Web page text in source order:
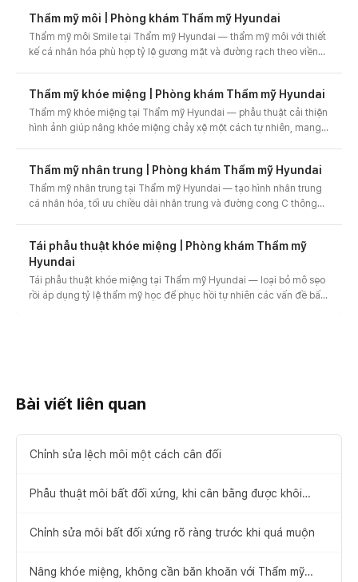
Thẩm mỹ môi | Phòng khám Thẩm mỹ Hyundai
Thẩm mỹ môi Smile tại Thẩm mỹ Hyundai — thẩm mỹ môi với thiết
kế cá nhân hóa phù hợp tỷ lệ gương mặt và đường rạch theo viền
Thẩm mỹ khóe miệng | Phòng khám Thẩm mỹ Hyundai
Thẩm mỹ khóe miệng tại Thẩm mỹ Hyundai — phẫu thuật cải thiện
hình ảnh giúp nâng khóe miệng chảy xệ một cách tự nhiên, mang
Thẩm mỹ nhân trung | Phòng khám Thẩm mỹ Hyundai
Thẩm mỹ nhân trung tại Thẩm mỹ Hyundai — tạo hình nhân trung
cá nhân hóa, tối ưu chiều dài nhân trung và đường cong C thông
Tái phẫu thuật khóe miệng | Phòng khám Thẩm mỹ
Hyundai
Tái phẫu thuật khóe miệng tại Thẩm mỹ Hyundai — loại bỏ mô sẹo
rồi áp dụng tỷ lệ thẩm mỹ học để phục hồi tự nhiên các vấn đề bất
Bài viết liên quan
Chỉnh sửa lệch môi một cách cân đối
Phẫu thuật môi bất đối xứng, khi cân bằng được khôi
Chỉnh sửa môi bất đối xứng rõ ràng trước khi quá muộn
Nâng khóe miệng, không cần băn khoăn với Thẩm mỹ